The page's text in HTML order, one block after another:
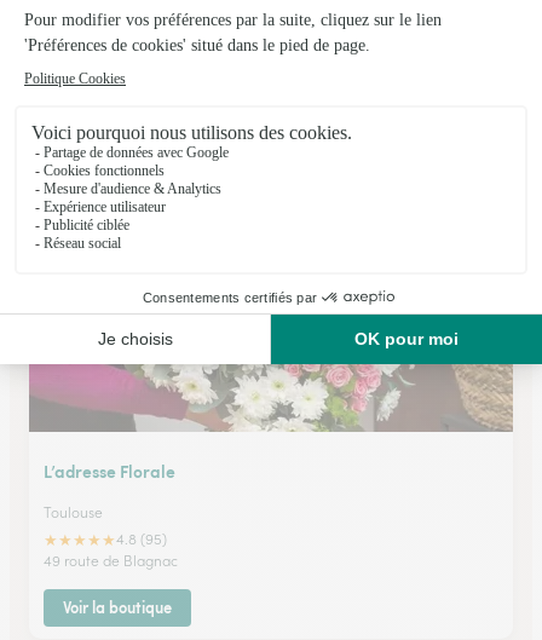
Au Bouquet, Philippe Blain
Mauvezin
★★★★★4.9 (49)
10, rue de la République
Voir la boutique
L’adresse Florale
Toulouse
★★★★★4.8 (95)
49 route de Blagnac
Voir la boutique